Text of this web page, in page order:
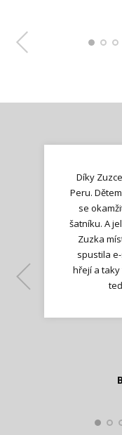
Díky
Peru.
se
šatníku. A
Zuzka
spustila
hřejí a